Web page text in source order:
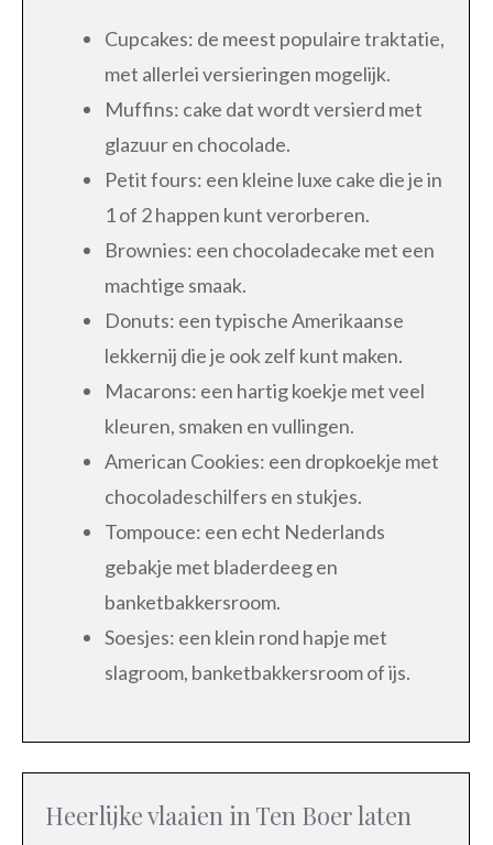
Cupcakes: de meest populaire traktatie,
met allerlei versieringen mogelijk.
Muffins: cake dat wordt versierd met
glazuur en chocolade.
Petit fours: een kleine luxe cake die je in
1 of 2 happen kunt verorberen.
Brownies: een chocoladecake met een
machtige smaak.
Donuts: een typische Amerikaanse
lekkernij die je ook zelf kunt maken.
Macarons: een hartig koekje met veel
kleuren, smaken en vullingen.
American Cookies: een dropkoekje met
chocoladeschilfers en stukjes.
Tompouce: een echt Nederlands
gebakje met bladerdeeg en
banketbakkersroom.
Soesjes: een klein rond hapje met
slagroom, banketbakkersroom of ijs.
Heerlijke vlaaien in Ten Boer laten